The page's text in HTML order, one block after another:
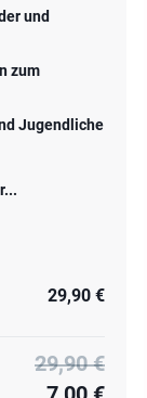
und
zum
Jugendliche
29,90 €
29,90 €